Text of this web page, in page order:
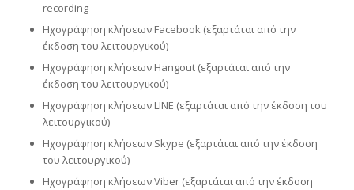
recording
Ηχογράφηση κλήσεων Facebook (εξαρτάται από την
έκδοση του λειτουργικού)
Ηχογράφηση κλήσεων Hangout (εξαρτάται από την
έκδοση του λειτουργικού)
Ηχογράφηση κλήσεων LINE (εξαρτάται από την έκδοση του
λειτουργικού)
Ηχογράφηση κλήσεων Skype (εξαρτάται από την έκδοση
του λειτουργικού)
Ηχογράφηση κλήσεων Viber (εξαρτάται από την έκδοση